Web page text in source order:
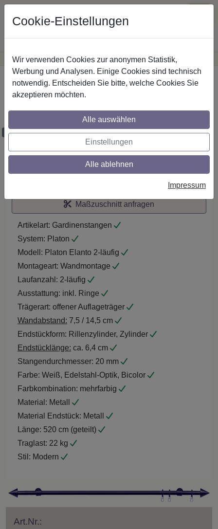
Günstige Versandkosteninnerhalb Österreichs· Sichere Zahlung
Startseite
Stilg. 20 mm 2-lfg. Platon Elanto 520 cm
Weiß/Edelst.-O.
Maßzuschnitt möglich
Maßzuschnitt anfragen
Artikelart: Gardinenstangen
System: Platon
Modell: Platon Elanto 2-läufig
Montageart: Wandmontage
Laufanzahl: 2-läufig
Ausstattung: inkl. Ringe
Trägerart: offener Auflageträger
Wandabstand: 7,5 / 14,5 cm
Endstückform: Rillenzylinder, Zylinder
Endstücklänge: ca. 6,4 cm
Stangendurchmesser: 20 mm
Farbe: Weiß, Edelstahl-Optik, Bicolor
Farbkombination: mehrfarbig
Material: Metall
Material Endstück: Metall
Länge: 520 cm (geteilt)
Traglast: 22 kg
Stil: Modern
Art.Nr.:
Cookie-Einstellungen
Wir verwenden Cookies zur anonymen Statistik,
Werbung und Analysen. Einige Cookies sind technisch
notwendig. Entscheiden Sie bitte, welche Cookies Sie
akzeptieren möchten.
Alle auswählen
Einstellungen
Alle ablehnen
Impressum